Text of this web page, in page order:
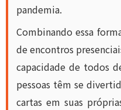
pandemia.
Combinando essa
de encontros
capacidade de todos
pessoas têm se
cartas em suas